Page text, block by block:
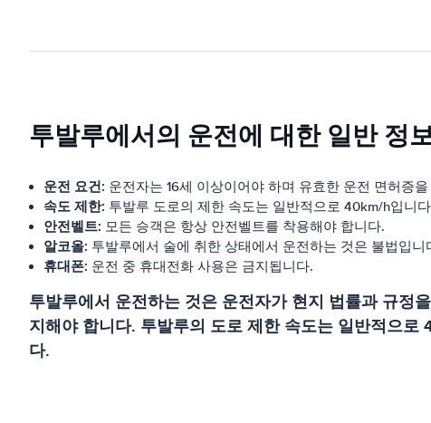
투발루에서의 운전에 대한 일반 정
운전 요건: 운전자는 16세 이상이어야 하며 유효한 운전 면허증
속도 제한: 투발루 도로의 제한 속도는 일반적으로 40km/h입니
안전벨트: 모든 승객은 항상 안전벨트를 착용해야 합니다.
알코올: 투발루에서 술에 취한 상태에서 운전하는 것은 불법입니
휴대폰: 운전 중 휴대전화 사용은 금지됩니다.
투발루에서 운전하는 것은 운전자가 현지 법률과 규정
지해야 합니다. 투발루의 도로 제한 속도는 일반적으
다.